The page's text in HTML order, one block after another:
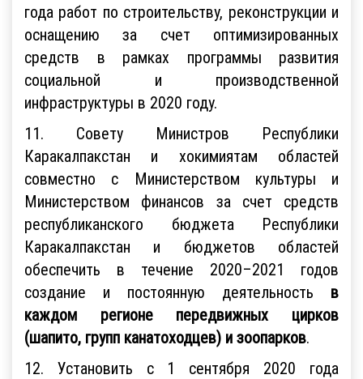
года работ по строительству, реконструкции и
оснащению за счет оптимизированных
средств в рамках программы развития
социальной и производственной
инфраструктуры в 2020 году.
11. Совету Министров Республики
Каракалпакстан и хокимиятам областей
совместно с Министерством культуры и
Министерством финансов за счет средств
республиканского бюджета Республики
Каракалпакстан и бюджетов областей
обеспечить в течение 2020–2021 годов
создание и постоянную деятельность в
каждом регионе передвижных цирков
(шапито, групп канатоходцев) и зоопарков.
12. Установить с 1 сентября 2020 года